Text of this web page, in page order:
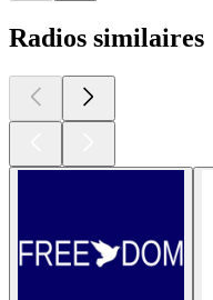
Radios similaires